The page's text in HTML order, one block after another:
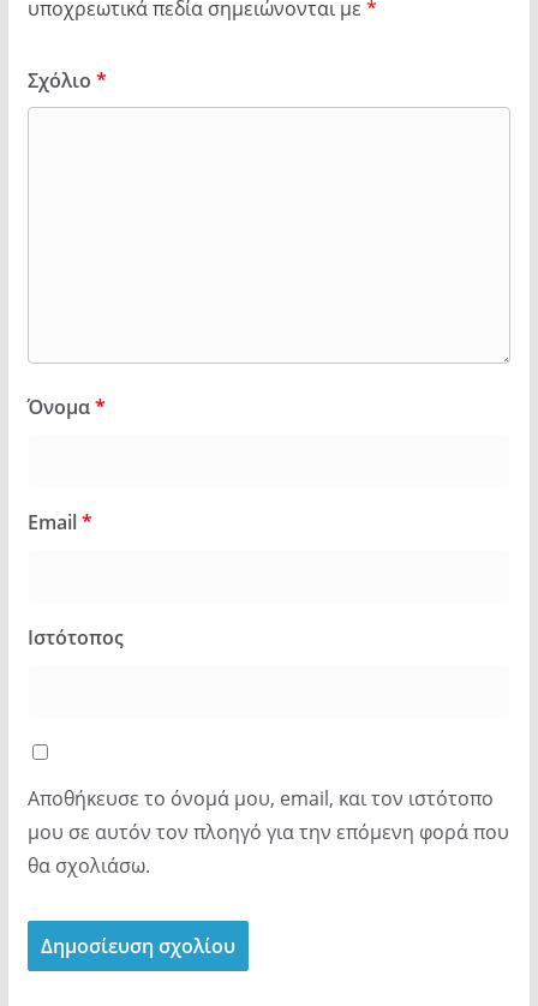
υποχρεωτικά πεδία σημειώνονται με *
Σχόλιο *
Όνομα*
Email*
Ιστότοπος
Αποθήκευσε το όνομά μου, email, και τον ιστότοπο
μου σε αυτόν τον πλοηγό για την επόμενη φορά που
θα σχολιάσω.